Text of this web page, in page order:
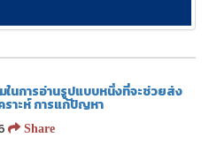
ในการอ่านรูปแบบหนึ่งที่จะช่วยส่ง
ราะห์ การแก้ปัญหา
Share